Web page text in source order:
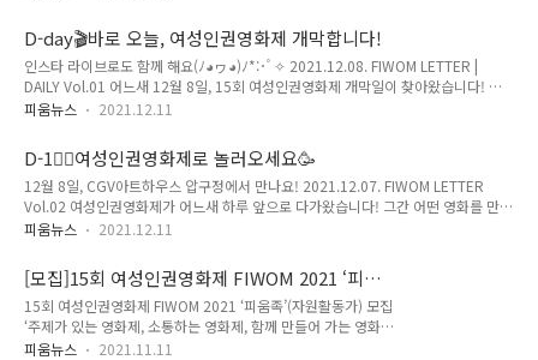
께 해주세요! 또 뉴스레터를 통해서 다양한 행사 후기와 그날의 상영작을 확인하실
수 있으니 많은 관심 부탁드립니다 개막식은 '현재의 조건을 넘어서는 사람들' 을 주
제로, 영화제의 여러 이야기를 속속들이 담아 전해드렸습니다! 여성인권영화제, 한국
여성의전화 인스타그램에서 다시 보실 수 있어요. 오늘부터 현장에서 다양한 GV와
FT를 만나보실 수 있습니다! ✨예매로 함께하기 ..
D-day🎬바로 오늘, 여성인권영화제 개막합니다!
인스타 라이브로도 함께 해요(ﾉ◕ヮ◕)ﾉ*:･ﾟ✧ 2021.12.08. FIWOM LETTER |
DAILY Vol.01 어느새 12월 8일, 15회 여성인권영화제 개막일이 찾아왔습니다! 개
막식은 저녁 7시에 시작됩니다. 현장에 참석하지 않은 분들도 함께할 수 있도록 인스
해드립니다. 여성인권영화제는 총 5개의 섹션으로 이루어져 있습니다. 어떤 내용일
까요?👀 '현재의 조건으로 미래를 상상하지 말 것' 15회 여성인권영화제 개막! 15회
여성인권영화제가 드디어 개막합니다 8일부터 12일까지, CGV아트하우스 압구정에
서 54편의 여성인권영화가 함께하는데요. 어떤 영화들을 만나볼 수 있는지 자세히
살펴보아요👀 여성인권영화제 상영시간표..
피움뉴스 2021.12.11
D-1🤸‍♀️여성인권영화제로 놀러오세요🥳
12월 8일, CGV아트하우스 압구정에서 만나요! 2021.12.07. FIWOM LETTER
Vol.02 여성인권영화제가 어느새 하루 앞으로 다가왔습니다! 그간 어떤 영화를 만나
볼 수 있을지, 언제부터 예매할 수 있을지 많이 궁금하셨을 텐데요 이번 뉴스레터에
정과 정보가 공개되었습니다! 패키지 티켓 구매 OPEN! 여성인권영화제와 함께해주
세요! 여성인권영화제예매 OPEN! 15회 여성인권영화제의 온라인 예매가 시작되었
습니다 온라인 예매는 CGV아트하우스 압구정 홈페이지에서 가능합니다. 꼭 보고 싶
었던 영화 놓치지 않도록 잊지 말고 예매해주세요! 🎥CGV아트하우스 압구정 홈페이
지 바로가기 피움톡톡 일정 大공개 이번 15회 여성인..
피움뉴스 2021.12.11
[모집]15회 여성인권영화제 FIWOM 2021 ‘피움
족’(자원활동가) 모집
15회 여성인권영화제 FIWOM 2021 ‘피움족’(자원활동가) 모집
‘주제가 있는 영화제, 소통하는 영화제, 함께 만들어 가는 영화
제, 행동하는 영화제, 즐기는 영화제’를 모토로 2006년부터 시
피움뉴스 2021.11.11